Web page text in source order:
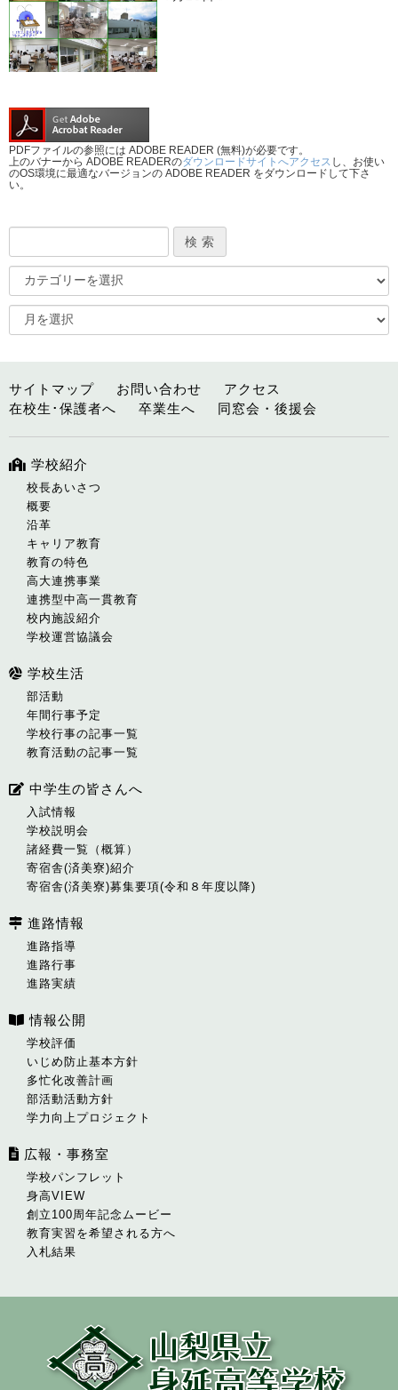
PDFファイルの参照には ADOBE READER (無料)が必要です。
上のバナーから ADOBE READERのダウンロードサイトへアクセス し、お使い
のOS環境に最適なバージョンの ADOBE READER をダウンロードして下さ
い。
サイトマップ お問い合わせ
アクセス
在校生･保護者へ
卒業生へ 同窓会・後援会
学校紹介
校長あいさつ
概要
沿革
キャリア教育
教育の特色
高大連携事業
連携型中高一貫教育
校内施設紹介
学校運営協議会
学校生活
部活動
年間行事予定
学校行事の記事一覧
教育活動の記事一覧
中学生の皆さんへ
入試情報
学校説明会
諸経費一覧（概算）
寄宿舎(済美寮)紹介
寄宿舎(済美寮)募集要項(令和８年度以降)
進路情報
進路指導
進路行事
進路実績
情報公開
学校評価
いじめ防止基本方針
多忙化改善計画
部活動活動方針
学力向上プロジェクト
広報・事務室
学校パンフレット
身高VIEW
創立100周年記念ムービー
教育実習を希望される方へ
入札結果